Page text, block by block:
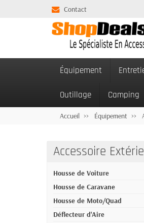
Contact
Équipement
Outillage Camping
Accueil Équipement
Accessoire
Housse de Voiture
Housse de Caravane
Housse de Moto/Quad
Déflecteur d'Aire